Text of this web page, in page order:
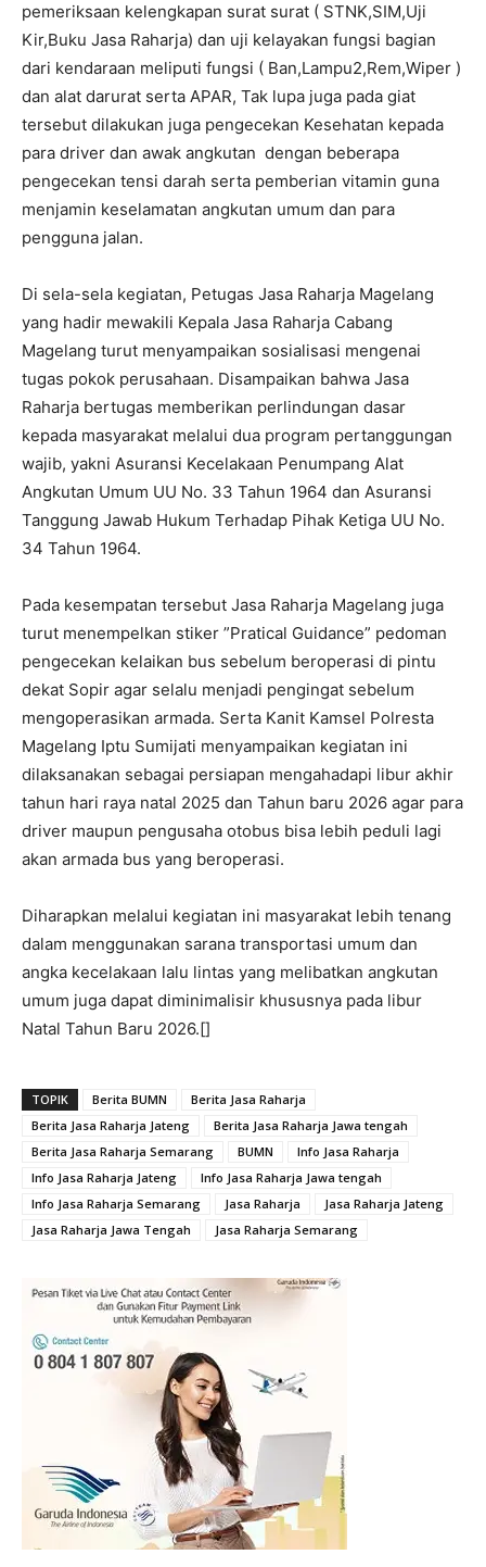
pemeriksaan kelengkapan surat surat ( STNK,SIM,Uji
Kir,Buku Jasa Raharja) dan uji kelayakan fungsi bagian
dari kendaraan meliputi fungsi ( Ban,Lampu2,Rem,Wiper )
dan alat darurat serta APAR, Tak lupa juga pada giat
tersebut dilakukan juga pengecekan Kesehatan kepada
para driver dan awak angkutan dengan beberapa
pengecekan tensi darah serta pemberian vitamin guna
menjamin keselamatan angkutan umum dan para
pengguna jalan.
Di sela-sela kegiatan, Petugas Jasa Raharja Magelang
yang hadir mewakili Kepala Jasa Raharja Cabang
Magelang turut menyampaikan sosialisasi mengenai
tugas pokok perusahaan. Disampaikan bahwa Jasa
Raharja bertugas memberikan perlindungan dasar
kepada masyarakat melalui dua program pertanggungan
wajib, yakni Asuransi Kecelakaan Penumpang Alat
Angkutan Umum UU No. 33 Tahun 1964 dan Asuransi
Tanggung Jawab Hukum Terhadap Pihak Ketiga UU No.
34 Tahun 1964.
Pada kesempatan tersebut Jasa Raharja Magelang juga
turut menempelkan stiker ”Pratical Guidance” pedoman
pengecekan kelaikan bus sebelum beroperasi di pintu
dekat Sopir agar selalu menjadi pengingat sebelum
mengoperasikan armada. Serta Kanit Kamsel Polresta
Magelang Iptu Sumijati menyampaikan kegiatan ini
dilaksanakan sebagai persiapan mengahadapi libur akhir
tahun hari raya natal 2025 dan Tahun baru 2026 agar para
driver maupun pengusaha otobus bisa lebih peduli lagi
akan armada bus yang beroperasi.
Diharapkan melalui kegiatan ini masyarakat lebih tenang
dalam menggunakan sarana transportasi umum dan
angka kecelakaan lalu lintas yang melibatkan angkutan
umum juga dapat diminimalisir khususnya pada libur
Natal Tahun Baru 2026.[]
TOPIK Berita BUMN
Berita Jasa Raharja
Berita Jasa Raharja Jateng
Berita Jasa Raharja Jawa tengah
Berita Jasa Raharja Semarang
BUMN
Info Jasa Raharja
Info Jasa Raharja Jateng
Info Jasa Raharja Jawa tengah
Info Jasa Raharja Semarang
Jasa Raharja
Jasa Raharja Jateng
Jasa Raharja Jawa Tengah
Jasa Raharja Semarang